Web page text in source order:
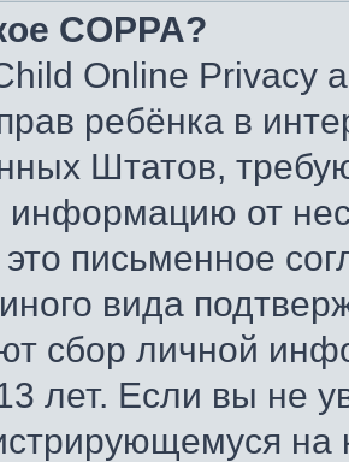
COPPA?
Online Privacy
ребёнка в
Штатов,
информацию от
письменное
вида
сбор личной
лет. Если вы не